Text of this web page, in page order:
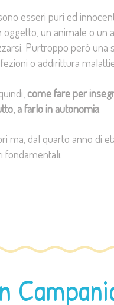
esseri puri ed
oggetto, un animale o un
Purtroppo però una
o addirittura
come fare per
a farlo in autonomia.
ma, dal quarto anno di
fondamentali.